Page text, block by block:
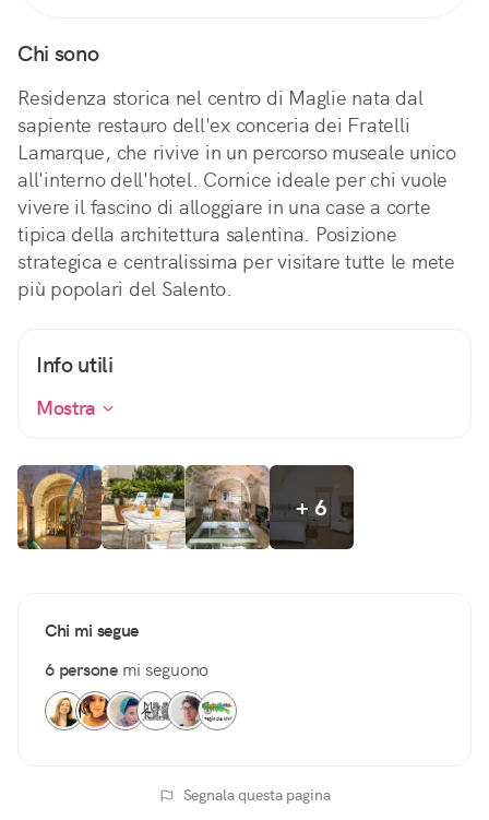
Chi sono
Residenza storica nel centro di Maglie nata dal
sapiente restauro dell'ex conceria dei Fratelli
Lamarque, che rivive in un percorso museale unico
all'interno dell'hotel. Cornice ideale per chi vuole
vivere il fascino di alloggiare in una case a corte
tipica della architettura salentina. Posizione
strategica e centralissima per visitare tutte le mete
più popolari del Salento.
Info utili
Mostra
+ 6
Chi mi segue
6 personemi seguono
Segnala questa pagina